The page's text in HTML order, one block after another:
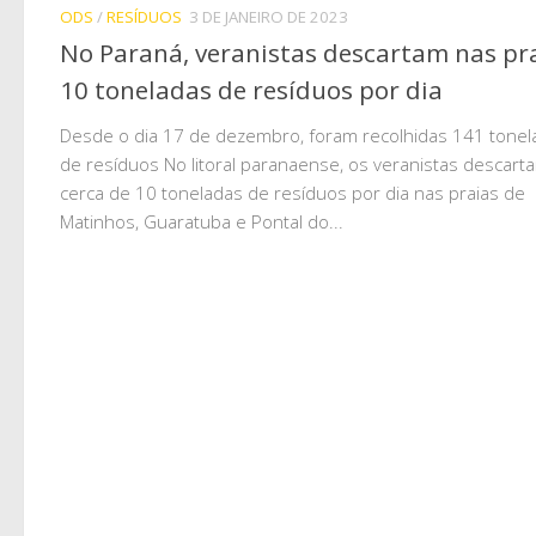
ODS /RESÍDUOS 3 DE JANEIRO DE 2023
No Paraná, veranistas descartam nas
10 toneladas de resíduos por dia
Desde o dia 17 de dezembro, foram recolhidas 141
de resíduos No litoral paranaense, os veranistas
cerca de 10 toneladas de resíduos por dia nas praias de
Matinhos, Guaratuba e Pontal do...